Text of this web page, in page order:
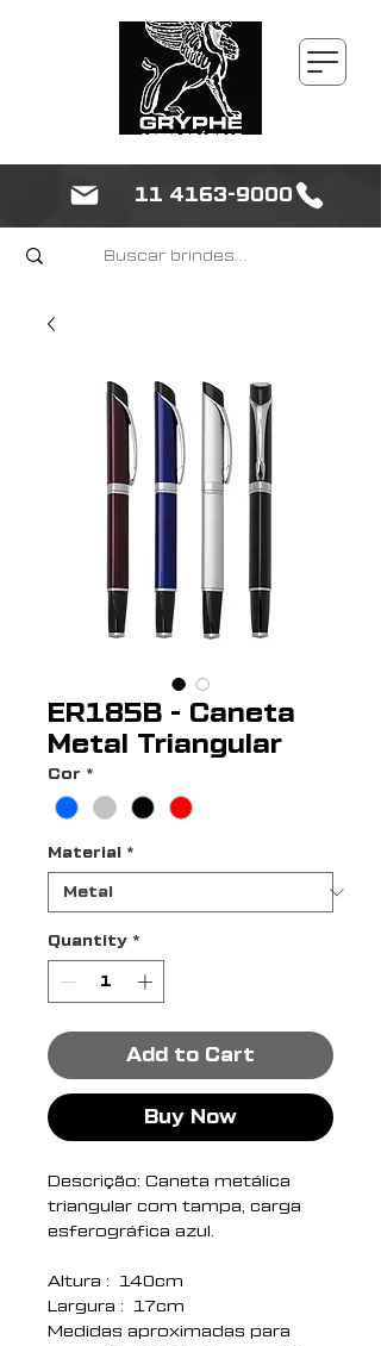
11 4163-9000
ER185B - Caneta
Metal Triangular
Cor *
Material *
Quantity *
Add to Cart
Buy Now
Descrição: Caneta metálica
triangular com tampa, carga
esferográfica azul.
Altura : 140cm
Largura : 17cm
Medidas aproximadas para